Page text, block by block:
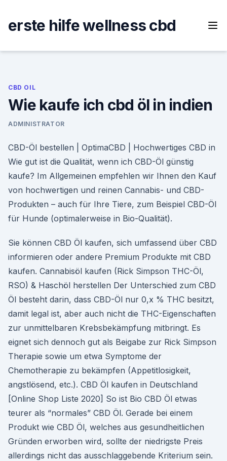
content
erste hilfe wellness cbd
CBD OIL
Wie kaufe ich cbd öl in indien
ADMINISTRATOR
CBD-Öl bestellen | OptimaCBD | Hochwertiges CBD in
Wie gut ist die Qualität, wenn ich CBD-Öl günstig
kaufe? Im Allgemeinen empfehlen wir Ihnen den Kauf
von hochwertigen und reinen Cannabis- und CBD-
Produkten – auch für Ihre Tiere, zum Beispiel CBD-Öl
für Hunde (optimalerweise in Bio-Qualität).
Sie können CBD Öl kaufen, sich umfassend über CBD
informieren oder andere Premium Produkte mit CBD
kaufen. Cannabisöl kaufen (Rick Simpson THC-Öl,
RSO) & Haschöl herstellen Der Unterschied zum CBD
Öl besteht darin, dass CBD-Öl nur 0,x % THC besitzt,
damit legal ist, aber auch nicht die THC-Eigenschaften
zur unmittelbaren Krebsbekämpfung mitbringt. Es
eignet sich dennoch gut als Beigabe zur Rick Simpson
Therapie sowie um etwa Symptome der
Chemotherapie zu bekämpfen (Appetitlosigkeit,
angstlösend, etc.). CBD Öl kaufen in Deutschland
[Online Shop Liste 2020] So ist Bio CBD Öl etwas
teurer als “normales” CBD Öl. Gerade bei einem
Produkt wie CBD Öl, welches aus gesundheitlichen
Gründen erworben wird, sollte der niedrigste Preis
allerdings nicht das ausschlaggebende Kriterium sein.